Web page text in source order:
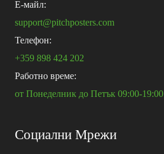
E-майл:
support@pitchposters.com
Телефон:
+359 898 424 202
Работно време:
от Понеделник до Петък 09:00-19:00
Социални Мрежи